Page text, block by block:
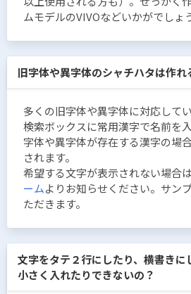
ムモデルのVIVOなどいかがでしょ
旧字体や異字体のシャチハタは作れ
多くの旧字体や異字体に対応してい
検索ボックスに常用漢字で名前を
字体や異字体が存在する漢字の場
されます。
希望する文字が表示されない場合は
ームよりお知らせください。サン
ただきます。
文字をタテ２行にしたり、横書きに
小さく入れたりできないの？